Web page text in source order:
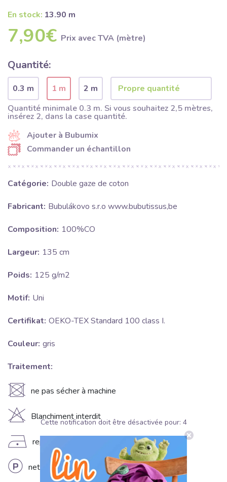
En stock: 13.90 m
7,90€ Prix ​​avec TVA (mètre)
Quantité:
0.3 m 1 m
2 m
Quantité minimale 0.3 m. Si vous souhaitez 2,5 mètres,
insérez 2, dans la case quantité.
Ajouter à Bubumix
Commander un échantillon
Catégorie: Double gaze de coton
Fabricant: Bubulákovo s.r.o www.bubutissus,be
Composition: 100%CO
Largeur: 135 cm
Poids: 125 g/m2
Motif: Uni
Certifikat: OEKO-TEX Standard 100 class I.
Couleur: gris
Traitement:
U ne pas sécher à machine
H Blanchiment interdit
D repassage fer froid (110°C)
L nettoyage à sec professionnel
Cette notification doit être désactivée pour: 3